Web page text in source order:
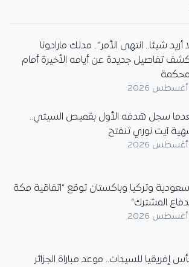
أريد شيئا.. انتهى الأمر”.. مدلك مارادونا
تفاصيل جديدة عن أيامه الأخيرة أمام
سجل هدفه الأول بقميص السيتي..
آيت نوري تنفتح
وتركيا وباكستان توقع “اتفاقية مكة
المشترك”
إفريقيا للسيدات.. موعد مباراة الجزائر